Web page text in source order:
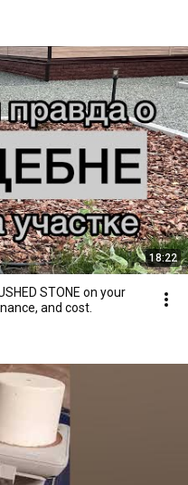
18:22
STONE on your
and cost.